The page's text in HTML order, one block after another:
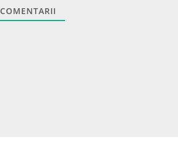
COMENTARII